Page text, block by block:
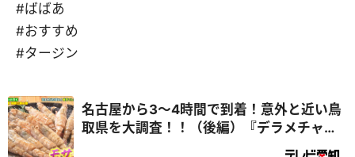
#ばばあ
#おすすめ
#タージン
名古屋から3～4時間で到着！意外と近い鳥
取県を大調査！！（後編）『デラメチャ気